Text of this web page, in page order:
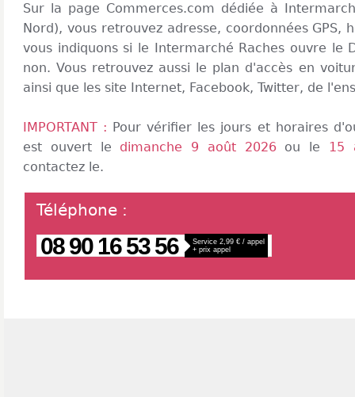
Sur la page Commerces.com dédiée à
Nord), vous retrouvez adresse, coordonnées GPS,
vous indiquons si le Intermarché Raches ouvre le
non. Vous retrouvez aussi le plan d'accès en
ainsi que les site Internet, Facebook, Twitter, de
IMPORTANT : Pour vérifier les jours et horaires
est ouvert le dimanche 9 août 2026ou le 15
contactez le.
Téléphone :
08 90 16 53 56
Service 2,99 € / appel
+ prix appel